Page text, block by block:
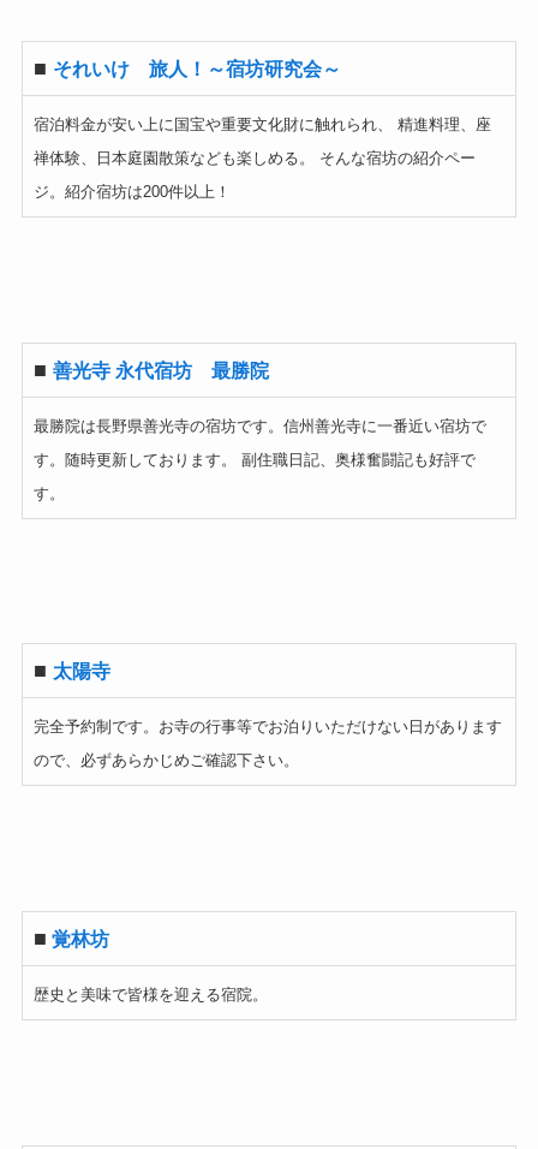
■ それいけ 旅人！～宿坊研究会～
宿泊料金が安い上に国宝や重要文化財に触れられ、 精進料理、座
禅体験、日本庭園散策なども楽しめる。 そんな宿坊の紹介ペー
ジ。紹介宿坊は200件以上！
■ 善光寺 永代宿坊 最勝院
最勝院は長野県善光寺の宿坊です。信州善光寺に一番近い宿坊で
す。随時更新しております。 副住職日記、奥様奮闘記も好評で
す。
■ 太陽寺
完全予約制です。お寺の行事等でお泊りいただけない日があります
ので、必ずあらかじめご確認下さい。
■ 覚林坊
歴史と美味で皆様を迎える宿院。